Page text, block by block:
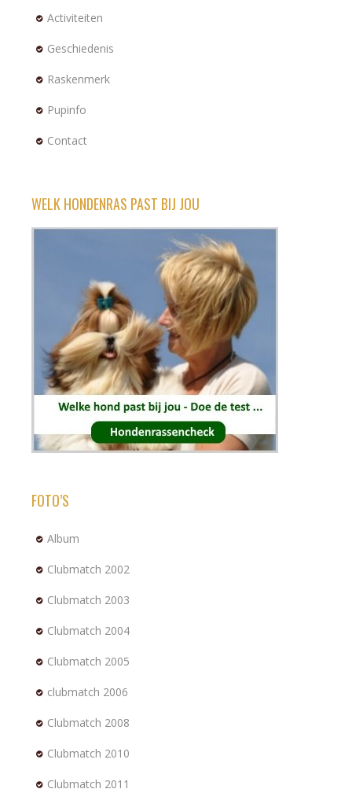
Activiteiten
Geschiedenis
Raskenmerk
Pupinfo
Contact
WELK HONDENRAS PAST BIJ JOU
FOTO’S
Album
Clubmatch 2002
Clubmatch 2003
Clubmatch 2004
Clubmatch 2005
clubmatch 2006
Clubmatch 2008
Clubmatch 2010
Clubmatch 2011